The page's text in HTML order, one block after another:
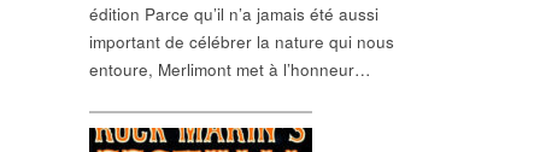
édition Parce qu’il n’a jamais été aussi
important de célébrer la nature qui nous
entoure, Merlimont met à l’honneur…